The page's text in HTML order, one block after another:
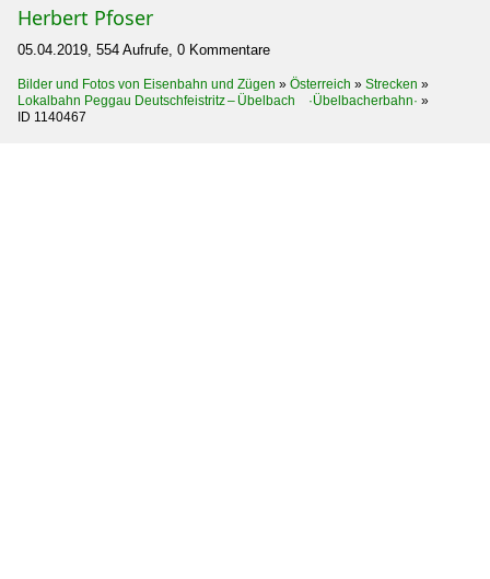
Herbert Pfoser
05.04.2019, 554 Aufrufe, 0 Kommentare
Bilder und Fotos von Eisenbahn und Zügen » Österreich » Strecken »
Lokalbahn Peggau Deutschfeistritz – Übelbach ·Übelbacherbahn· »
ID 1140467